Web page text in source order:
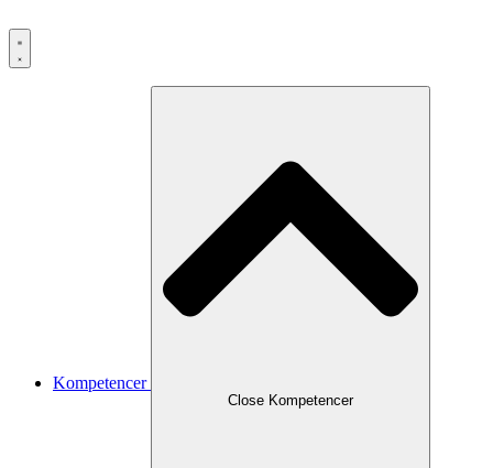
Kompetencer
Close Kompetencer